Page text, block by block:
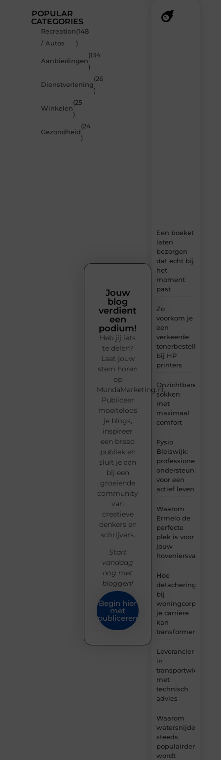
POPULAR
CATEGORIES
Recreation
/ Autos
(148
)
Aanbiedingen
(134
)
Dienstverlening
(26
)
Winkelen
(25
)
Gezondheid
(24
)
Een boeket
laten
bezorgen
dat echt bij
het
moment
past
Zo
voorkom je
een
verkeerde
tonerbestelling
bij HP
printers
Onzichtbare
sokken
met
maximaal
comfort
Fysio
Bleiswijk:
professionele
ondersteuning
voor een
actief leven
Waarom
Ermelo de
perfecte
plek is voor
jouw
Hoe
detachering
bij
woningcorporaties
je carrière
kan
transformeren
Leverancier
in
transportwielen
met
technisch
advies
Waarom
watersnijden
steeds
populairder
wordt
Jouw
blog
verdient
een
podium!
Heb jij iets
te delen?
Laat jouw
stem horen
op
MundaMarketing.nl.
Publiceer
moeiteloos
je blogs,
inspireer
een breed
publiek en
sluit je aan
bij een
groeiende
community
van
creatieve
denkers en
schrijvers.
Start
vandaag
nog met
bloggen!
Begin hier
met
publiceren